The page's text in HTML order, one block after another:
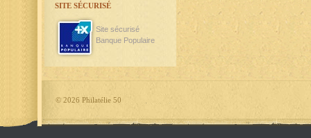
SITE SÉCURISÉ
Site sécurisé
Banque Populaire
© 2026 Philatélie 50